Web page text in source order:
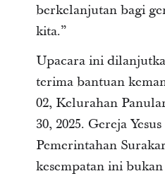
berkelanjutan bagi
kita.”
Upacara ini
terima bantuan
02, Kelurahan
30, 2025. Gereja
Pemerintahan
kesempatan ini